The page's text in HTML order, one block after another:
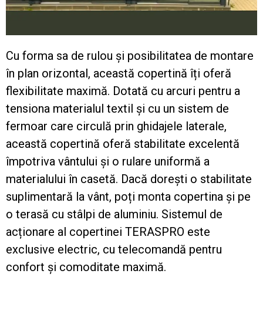
Cu forma sa de rulou și posibilitatea de montare
în plan orizontal, această copertină îți oferă
flexibilitate maximă. Dotată cu arcuri pentru a
tensiona materialul textil și cu un sistem de
fermoar care circulă prin ghidajele laterale,
această copertină oferă stabilitate excelentă
împotriva vântului și o rulare uniformă a
materialului în casetă. Dacă dorești o stabilitate
suplimentară la vânt, poți monta copertina și pe
o terasă cu stâlpi de aluminiu. Sistemul de
acționare al copertinei TERASPRO este
exclusive electric, cu telecomandă pentru
confort și comoditate maximă.